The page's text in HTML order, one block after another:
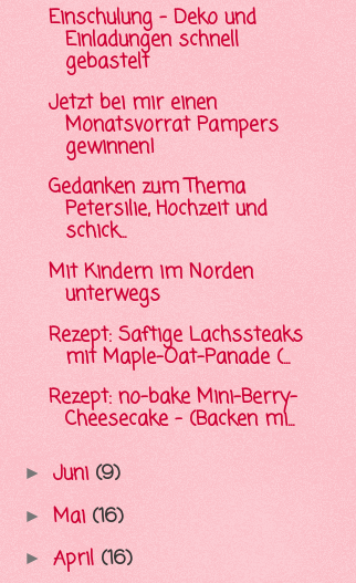
Einschulung - Deko und
Einladungen schnell
gebastelt
Jetzt bei mir einen
Monatsvorrat Pampers
gewinnen!
Gedanken zum Thema
Petersilie, Hochzeit und
schick...
Mit Kindern im Norden
unterwegs
Rezept: Saftige Lachssteaks
mit Maple-Oat-Panade (...
Rezept: no-bake Mini-Berry-
Cheesecake - (Backen mi...
► Juni (9)
► Mai (16)
► April (16)